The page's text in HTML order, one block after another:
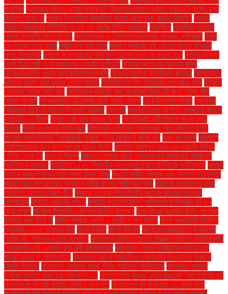
রাশমিকা প্রথমবার বিমানে ভ্রমণ করছেন? প্রথমবার বিমানে ভ্রমণ করছেন? সঙ্গে যেসব
জিনিস নেবেন না প্রধান উপদেষ্টার সময়সীমা মাথায় রেখে কাজ করছি: সিইসি" প্রধান
নির্বাচন কমিশনার (সিইসি) এ এম এম নাসির উদ্দিন বলেছেন প্রযুক্তি প্রযুক্তি ব্যবহার
প্রশ্ন ইসলামী আন্দোলনের" প্রাইমমুভার ও ট্রেইলরশ্রমিকদের আবারও কর্মবিরতি প্রায়
১৯ লাখের মতো মানুষ প্রায় এক মাস হলো ফজলে করিমের দুই ছেলের বিদেশ যাওয়ার
ওপর নিষেধাজ্ঞা ফাঙ্গাস বা ছত্রাকের আক্রমণ রোধের জন্য যা করতে হবে ফার্মের ডিম না
দেশি ডিম: পুষ্টি ও উপকারিতায় কোনটি এগিয়ে? ফার্মের মুরগির ডিমের দাম বৃদ্ধি
ফিজিওথেরাপি -গুরুত্বপূর্ণ চিকিৎসা পদ্ধতি ফিফার বর্ষসেরা ভিনিসিয়ুস জুনিয়র ফিলিস্তিনি
বন্দীদের মধ্যে কারা মুক্তি পেতে পারে? ফিলিস্তিনে আল জাজিরার সম্প্রচার বন্ধ ফুটবলে
গোলটাই থাকে বেশি মনে ফেইসবুকে ছড়িয়ে পড়া যশোরের ভিডিওটি ছিল ‘যেমন খুশি
তেমন সাজো’ ফেব্রুয়ারিতে বিএনপির মাঠে নামার ঘোষণা ফের উত্তাল সিরিয়া ফেলানীর
পরিবারের দায়িত্ব নিলেন উপদেষ্টা আসিফ ফেসবুক ফ্যাশনে তাক লাগাতে পুরুষদের মানতে
হবে এই ১০ টিপস ফ্রিদা এবং তার ব্যথার চিত্র ফ্লোরিডায় নারীশক্তির মধ্যে সেরা
জায়েদ ফ্ল্যাট ও ব্যাংক হিসাব জব্দ বইমেলায় তৌহিদুল ইসলামের ‘বিয়ে বাড়িতে ইয়ে’
বছরের প্রথম দিনেই ‘স্বৈরাচারী অঞ্জনা’ নিয়ে ফিরছেন মনির খান বন্ধ বহু সড়ক বরিশালে
চ্যাম্পিয়নদের বরণ জনসমুদ্রের আনন্দ উৎসব বর্তমানে বায়ুদূষণ এমন এক ভয়াবহ পর্যায়ে
পৌঁছে গেছে যে বললেন ট্রাম্প বস্ত্র ও পোশাক খাতে গ্যাসের দাম বাড়ানোর পরিকল্পনা
স্থগিতের আহ্বান বাকৃবিতে ১২০০ শিক্ষার্থীর অংশগ্রহণে ছাত্রশিবিরের গণইফতার বাঙালি
জাতির আত্মগৌরবের মহান বিজয় দিবস আজ বাঙালি নারীর পোশাক এবং ফ্যাশন সচেতনতা
বাঙালি হিন্দু সম্প্রদায়ের অন্যতম ধর্মীয় উৎসব লক্ষ্মীপূজা আজ বাচ্চাকে খাওয়ানোর সময়
মোবাইল ফোনের বিকল্প কী? বাজারে এসেছে গিগাবাইটের কৃত্রিম বুদ্ধিমত্তাযুক্ত
মাদারবোর্ড বাজারে খেজুরের দাম ১ বাজারে নতুন স্টাইলিশ স্মার্টফোন ইনফিনিক্স হট ৫০
প্রো প্লাস বাণিজ্য উপদেষ্টা শেখ বশিরউদ্দীন বলেছেন বাবা-মায়ের অনুমতি ছাড়া ফেসবুক
ব্যবহার করা যাবে না বার্ষিক সর্বোচ্চ বেতন ১ কোটি ৭ লাখ টাকা" বাংলা একাডেমি সাহিত্য
পুরস্কার ২০২৪ পাচ্ছেন যাঁরা বাংলা নিউজ বাংলা সিনেমা বাংলাদেশ জামায়াতে ইসলামের
আমির ডা. শফিকুর রহমান বলেছেন বাংলাদেশ টেলিযোগাযোগ নিয়ন্ত্রণ কমিশন (বিটিআরসি)
চেয়ারম্যান মো. এমদাদ উল বারী জানিয়েছেন বাংলাদেশ থেকে গার্মেন্টসের অর্ডার চলে
যাচ্ছে ভারত ও পাকিস্তানে বাংলাদেশ ব্যাংক সরকারি ও বেসরকারি সব ব্যাংক শাখাকে
নির্দেশ দিয়েছে বাংলাদেশ ভারতের কাছে তীব্র প্রতিবাদ জানিয়েছে বাংলাদেশ সরকার
তারল্য সংকটে থাকা ছয় ব্যাংককে ২২ বাংলাদেশকে কারও ‘চোখ রাঙানো’ গ্রহণযোগ্য নয়
বাংলাদেশে আগামী জাতীয় নির্বাচন কবে হবে বাংলাদেশে খুব জনপ্রিয় ৩০ রকম ভর্তা